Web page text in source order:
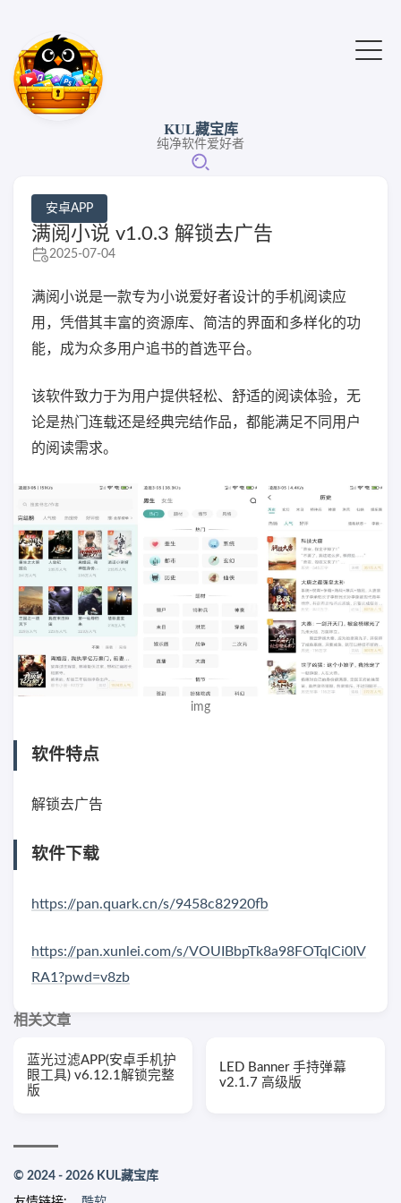
KUL藏宝库
纯净软件爱好者
安卓APP
满阅小说 v1.0.3 解锁去广告
2025-07-04
满阅小说是一款专为小说爱好者设计的手机阅读应
用，凭借其丰富的资源库、简洁的界面和多样化的功
能，成为众多用户追书的首选平台。
该软件致力于为用户提供轻松、舒适的阅读体验，无
论是热门连载还是经典完结作品，都能满足不同用户
的阅读需求。
img
软件特点
解锁去广告
软件下载
https://pan.quark.cn/s/9458c82920fb
https://pan.xunlei.com/s/VOUIBbpTk8a98FOTqlCi0IV
RA1?pwd=v8zb
相关文章
蓝光过滤APP(安卓手机护
眼工具) v6.12.1解锁完整
版
LED Banner 手持弹幕
v2.1.7 高级版
© 2024 - 2026 KUL藏宝库